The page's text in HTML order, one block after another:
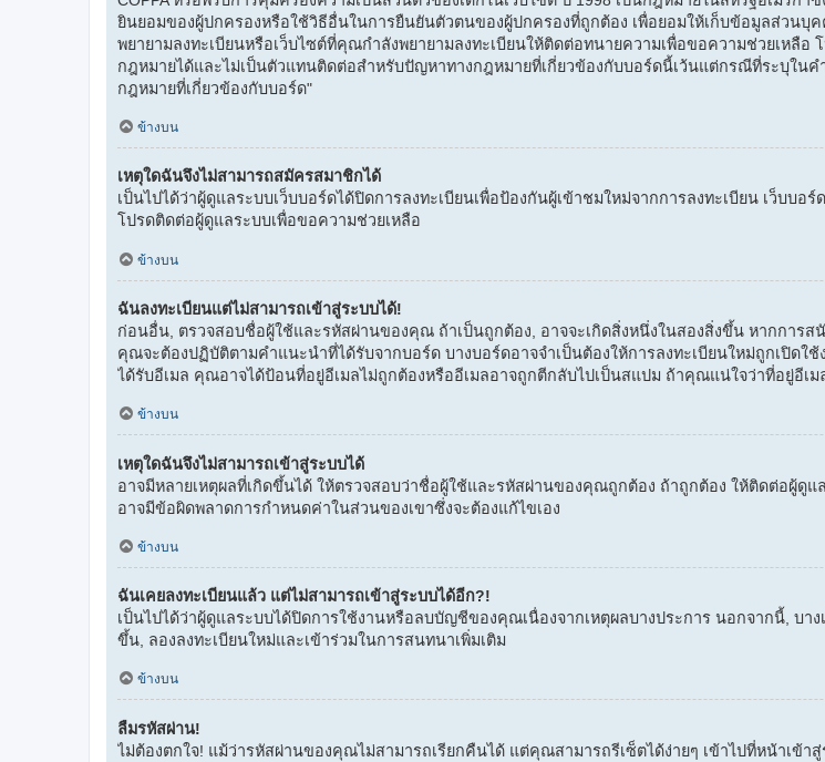
ยินยอมของผู้ปกครองหรือใช้วิธีอื่นในการยืนยันตัวตนของผู้ปกครองที่ถูกต้อง เพื่อยอมให้เก็บข้อมูลส่วน
พยายามลงทะเบียนหรือเว็บไซต์ที่คุณกำลังพยายามลงทะเบียนให้ติดต่อทนายความเพื่อขอความช่วยเหลือ
กฎหมายได้และไม่เป็นตัวแทนติดต่อสำหรับปัญหาทางกฎหมายที่เกี่ยวข้องกับบอร์ดนี้เว้นแต่กรณีที่ระบุใน
กฎหมายที่เกี่ยวข้องกับบอร์ด"
ข้างบน
เหตุใดฉันจึงไม่สามารถสมัครสมาชิกได้
เป็นไปได้ว่าผู้ดูแลระบบเว็บบอร์ดได้ปิดการลงทะเบียนเพื่อป้องกันผู้เข้าชมใหม่จากการลงทะเบียน เว็บ
โปรดติดต่อผู้ดูแลระบบเพื่อขอความช่วยเหลือ
ข้างบน
ฉันลงทะเบียนแต่ไม่สามารถเข้าสู่ระบบได้!
ก่อนอื่น, ตรวจสอบชื่อผู้ใช้และรหัสผ่านของคุณ ถ้าเป็นถูกต้อง, อาจจะเกิดสิ่งหนึ่งในสองสิ่งขึ้น หากการ
คุณจะต้องปฏิบัติตามคำแนะนำที่ได้รับจากบอร์ด บางบอร์ดอาจจำเป็นต้องให้การลงทะเบียนใหม่ถูกเปิ
ได้รับอีเมล คุณอาจได้ป้อนที่อยู่อีเมลไม่ถูกต้องหรืออีเมลอาจถูกตีกลับไปเป็นสแปม ถ้าคุณแน่ใจว่าที่อยู่อีเ
ข้างบน
เหตุใดฉันจึงไม่สามารถเข้าสู่ระบบได้
อาจมีหลายเหตุผลที่เกิดขึ้นได้ ให้ตรวจสอบว่าชื่อผู้ใช้และรหัสผ่านของคุณถูกต้อง ถ้าถูกต้อง ให้ติดต่อผู้ดู
อาจมีข้อผิดพลาดการกำหนดค่าในส่วนของเขาซึ่งจะต้องแก้ไขเอง
ข้างบน
ฉันเคยลงทะเบียนแล้ว แต่ไม่สามารถเข้าสู่ระบบได้อีก?!
เป็นไปได้ว่าผู้ดูแลระบบได้ปิดการใช้งานหรือลบบัญชีของคุณเนื่องจากเหตุผลบางประการ นอกจากนี้, บ
ขึ้น, ลองลงทะเบียนใหม่และเข้าร่วมในการสนทนาเพิ่มเติม
ข้างบน
ลืมรหัสผ่าน!
ไม่ต้องตกใจ! แม้ว่ารหัสผ่านของคุณไม่สามารถเรียกคืนได้ แต่คุณสามารถรีเซ็ตได้ง่ายๆ เข้าไปที่หน้าเข้า